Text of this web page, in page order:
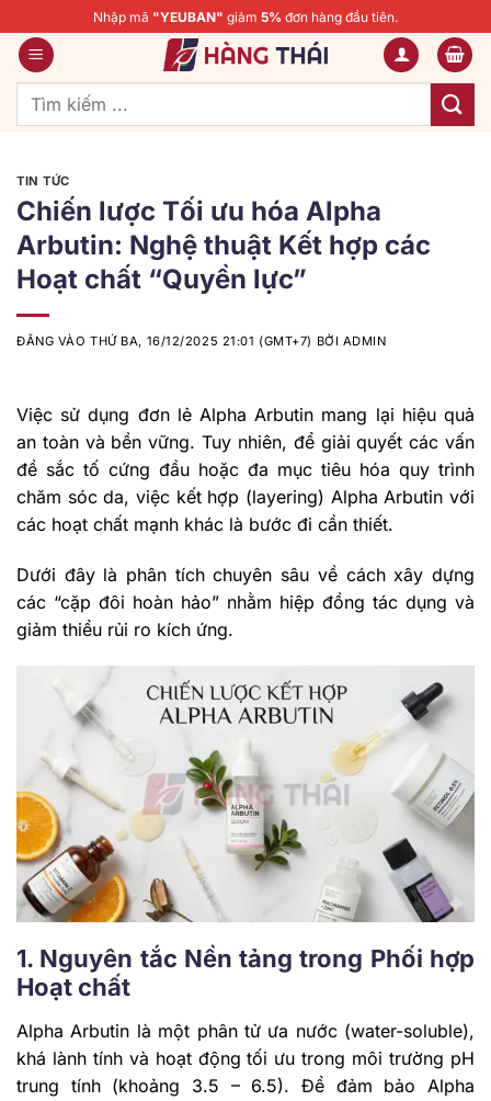
qua
nội
dung
Nhập mã "YEUBAN" giảm 5% đơn hàng đầu tiên.
Tìm
TIN TỨC
Chiến lược Tối ưu hóa Alpha
Arbutin: Nghệ thuật Kết hợp các
Hoạt chất “Quyền lực”
ĐĂNG VÀOTHỨ BA, 16/12/2025 21:01 (GMT+7) BỞI ADMIN
Việc sử dụng đơn lẻ Alpha Arbutin mang lại hiệu quả
an toàn và bền vững. Tuy nhiên, để giải quyết các vấn
đề sắc tố cứng đầu hoặc đa mục tiêu hóa quy trình
chăm sóc da, việc kết hợp (layering) Alpha Arbutin với
các hoạt chất mạnh khác là bước đi cần thiết.
Dưới đây là phân tích chuyên sâu về cách xây dựng
các “cặp đôi hoàn hảo” nhằm hiệp đồng tác dụng và
giảm thiểu rủi ro kích ứng.
1. Nguyên tắc Nền tảng trong Phối hợp
Hoạt chất
Alpha Arbutin là một phân tử ưa nước (water-soluble),
khá lành tính và hoạt động tối ưu trong môi trường pH
trung tính (khoảng 3.5 – 6.5). Để đảm bảo Alpha